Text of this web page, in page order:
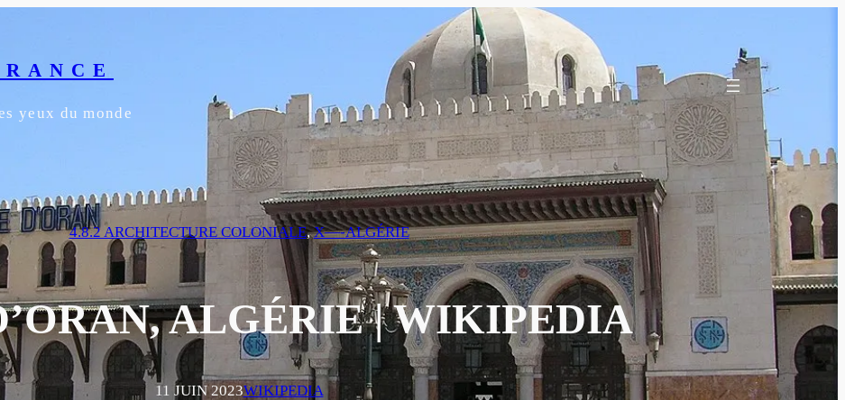
yeux du monde
4.8.2 ARCHITECTURE COLONIALE, X—-ALGÉRIE
ALGÉRIE | WIKIPEDIA
11 JUIN 2023WIKIPEDIA